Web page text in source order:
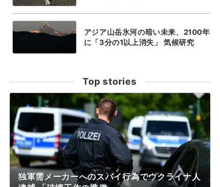
アジア山岳氷河の暗い未来、2100年
に「3分の1以上消失」 気候研究
Top stories
独軍需メーカーへのスパイ行為でウクライナ人